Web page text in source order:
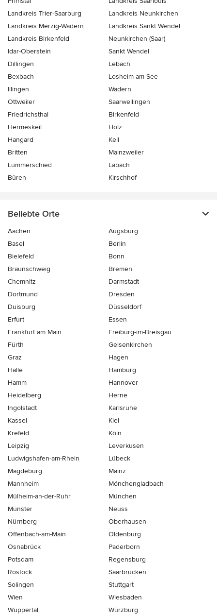
Landkreis Trier-Saarburg
Landkreis Neunkirchen
Landkreis Merzig-Wadern
Landkreis Sankt Wendel
Landkreis Birkenfeld
Neunkirchen (Saar)
Idar-Oberstein
Sankt Wendel
Dillingen
Lebach
Bexbach
Losheim am See
Illingen
Wadern
Ottweiler
Saarwellingen
Friedrichsthal
Birkenfeld
Hermeskeil
Holz
Hangard
Kell
Britten
Mainzweiler
Lummerschied
Labach
Büren
Kirschhof
Beliebte Orte
Aachen
Augsburg
Basel
Berlin
Bielefeld
Bonn
Braunschweig
Bremen
Chemnitz
Darmstadt
Dortmund
Dresden
Duisburg
Düsseldorf
Erfurt
Essen
Frankfurt am Main
Freiburg-im-Breisgau
Fürth
Gelsenkirchen
Graz
Hagen
Halle
Hamburg
Hamm
Hannover
Heidelberg
Herne
Ingolstadt
Karlsruhe
Kassel
Kiel
Krefeld
Köln
Leipzig
Leverkusen
Ludwigshafen-am-Rhein
Lübeck
Magdeburg
Mainz
Mannheim
Mönchen­gladbach
Mülheim-an-der-Ruhr
München
Münster
Neuss
Nürnberg
Oberhausen
Offenbach-am-Main
Oldenburg
Osnabrück
Paderborn
Potsdam
Regensburg
Rostock
Saarbrücken
Solingen
Stuttgart
Wien
Wiesbaden
Wuppertal
Würzburg